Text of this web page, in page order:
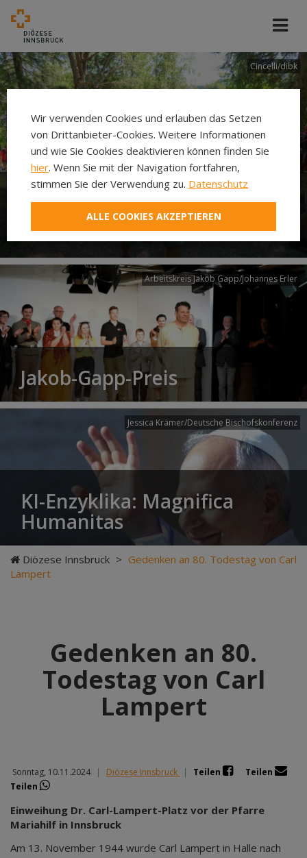
Cincelli/dibk
Neuer Pilgerweg Via
Laudato si’
Arbeitskreis Jakob Gapp/Johannes Erler
Jakob-Gapp-Preis
Jessica Krämer/Deutsche Bischofskonferenz
KI-Enzyklika: Magnifica
Humanitas
Diözese Innsbruck > Gedenken an 80. Todestag von Carl
Lampert
Gedenken an 80.
Todestag von Carl
Lampert
Sonntag, 10.11.2024 | Diözese Innsbruck | Teilen
Teilen
Teilen
Einweihung Dr. Carl-Lampert-Platz vor der Pfarre
Mariahilf in Innsbruck
Am 13. November 1944 wurde Carl Lampert in Halle nach
Wir verwenden Cookies und erlauben das Setzen
von Drittanbieter-Cookies. Weitere Informationen
und wie Sie Cookies deaktivieren können finden Sie
hier. Wenn Sie mit der Navigation fortfahren,
stimmen Sie der Verwendung zu. Datenschutz
ALLE COOKIES AKZEPTIEREN